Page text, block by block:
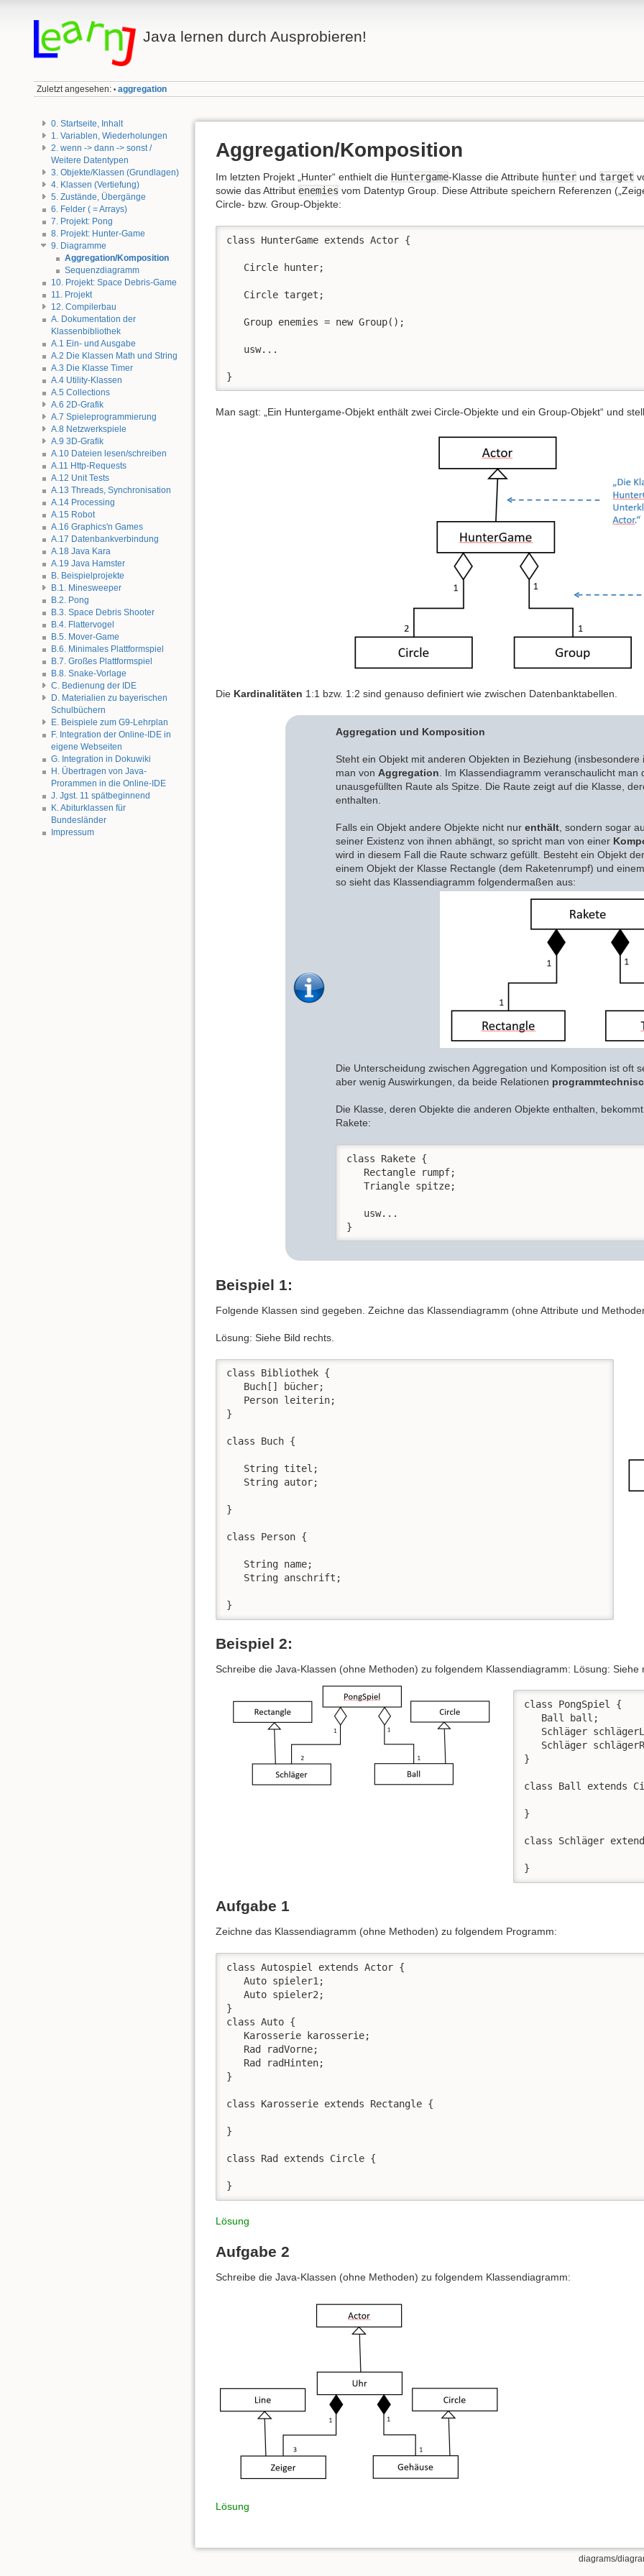
Java lernen durch Ausprobieren!
Zuletzt angesehen: • aggregation
0. Startseite, Inhalt
1. Variablen, Wiederholungen
2. wenn -> dann -> sonst /
Weitere Datentypen
3. Objekte/Klassen (Grundlagen)
4. Klassen (Vertiefung)
5. Zustände, Übergänge
6. Felder ( = Arrays)
7. Projekt: Pong
8. Projekt: Hunter-Game
9. Diagramme
Aggregation/Komposition
Sequenzdiagramm
10. Projekt: Space Debris-Game
11. Projekt
12. Compilerbau
A. Dokumentation der
Klassenbibliothek
A.1 Ein- und Ausgabe
A.2 Die Klassen Math und String
A.3 Die Klasse Timer
A.4 Utility-Klassen
A.5 Collections
A.6 2D-Grafik
A.7 Spieleprogrammierung
A.8 Netzwerkspiele
A.9 3D-Grafik
A.10 Dateien lesen/schreiben
A.11 Http-Requests
A.12 Unit Tests
A.13 Threads, Synchronisation
A.14 Processing
A.15 Robot
A.16 Graphics'n Games
A.17 Datenbankverbindung
A.18 Java Kara
A.19 Java Hamster
B. Beispielprojekte
B.1. Minesweeper
B.2. Pong
B.3. Space Debris Shooter
B.4. Flattervogel
B.5. Mover-Game
B.6. Minimales Plattformspiel
B.7. Großes Plattformspiel
B.8. Snake-Vorlage
C. Bedienung der IDE
D. Materialien zu bayerischen
Schulbüchern
E. Beispiele zum G9-Lehrplan
F. Integration der Online-IDE in
eigene Webseiten
G. Integration in Dokuwiki
H. Übertragen von Java-
Prorammen in die Online-IDE
J. Jgst. 11 spätbeginnend
K. Abiturklassen für
Bundesländer
Impressum
Aggregation/Komposition
Im letzten Projekt „Hunter“ enthielt die Huntergame-Klasse die Attribute hunterund target
sowie das Attribut enemies vom Datentyp Group. Diese Attribute speichern Referenzen
Circle- bzw. Group-Objekte:
class HunterGame extends Actor {
   Circle hunter;
   Circle target;
   Group enemies = new Group();
   usw...
}
Man sagt: „Ein Huntergame-Objekt enthält zwei Circle-Objekte und ein Group-Objekt“ und
Die Kardinalitäten 1:1 bzw. 1:2 sind genauso definiert wie zwischen Datenbanktabellen.
Aggregation und Komposition
Steht ein Objekt mit anderen Objekten in Beziehung (insbesondere
man von Aggregation . Im Klassendiagramm veranschaulicht man
unausgefüllten Raute als Spitze. Die Raute zeigt auf die Klasse,
enthalten.
Falls ein Objekt andere Objekte nicht nur enthält, sondern sogar
seiner Existenz von ihnen abhängt, so spricht man von einer
wird in diesem Fall die Raute schwarz gefüllt. Besteht ein Objekt
einem Objekt der Klasse Rectangle (dem Raketenrumpf) und
so sieht das Klassendiagramm folgendermaßen aus:
Die Unterscheidung zwischen Aggregation und Komposition ist oft
aber wenig Auswirkungen, da beide Relationen
Die Klasse, deren Objekte die anderen Objekte enthalten,
Rakete:
class Rakete {
   Rectangle rumpf;
   Triangle spitze;
   usw...
}
Beispiel 1:
Folgende Klassen sind gegeben. Zeichne das Klassendiagramm (ohne Attribute und
Lösung: Siehe Bild rechts.
class Bibliothek {
   Buch[] bücher;
   Person leiterin;
}
class Buch {
   String titel;
   String autor;
}
class Person {
   String name;
   String anschrift;
}
Beispiel 2:
Schreibe die Java-Klassen (ohne Methoden) zu folgendem Klassendiagramm: Lösung: Siehe
class PongSpiel {
   Ball ball;
Schläger
Schläger
}
class Ball extends
}
class Schläger
}
Aufgabe 1
Zeichne das Klassendiagramm (ohne Methoden) zu folgendem Programm:
class Autospiel extends Actor {
   Auto spieler1;
   Auto spieler2;
}
class Auto {
   Karosserie karosserie;
   Rad radVorne;
   Rad radHinten;
}
class Karosserie extends Rectangle {
}
class Rad extends Circle {
}
Lösung
Aufgabe 2
Schreibe die Java-Klassen (ohne Methoden) zu folgendem Klassendiagramm:
Lösung
diagrams/